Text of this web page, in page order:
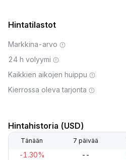
Hintatilastot
Markkina-arvo
24 h volyymi
Kaikkien aikojen huippu
Kierrossa oleva tarjonta
Hintahistoria (USD)
Tänään 7 päivää
-1.30% --